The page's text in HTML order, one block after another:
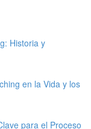
Historia y
en la Vida y los
para el Proceso